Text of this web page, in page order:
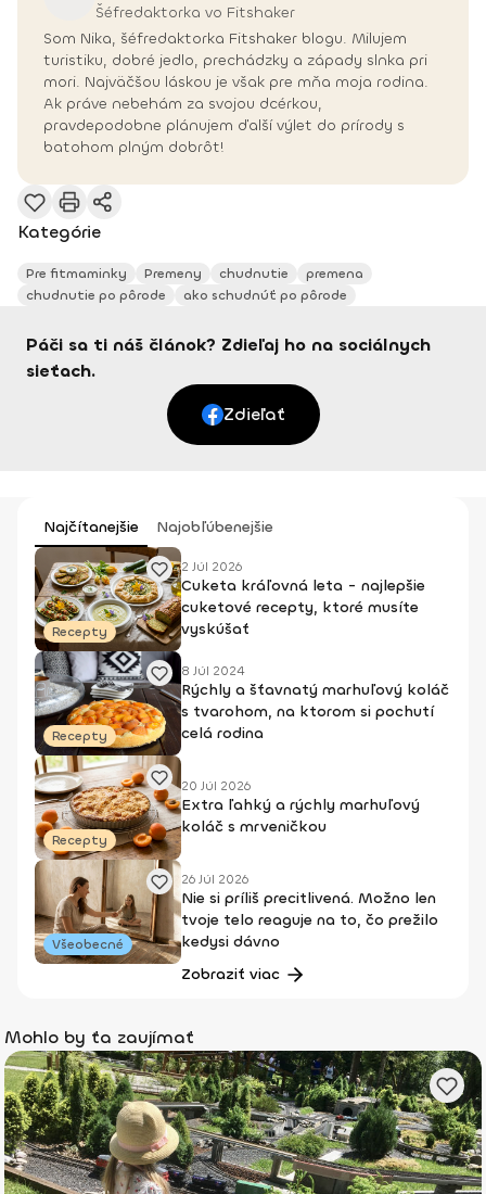
Šéfredaktorka vo Fitshaker
Som Nika, šéfredaktorka Fitshaker blogu. Milujem
turistiku, dobré jedlo, prechádzky a západy slnka pri
mori. Najväčšou láskou je však pre mňa moja rodina.
Ak práve nebehám za svojou dcérkou,
pravdepodobne plánujem ďalší výlet do prírody s
batohom plným dobrôt!
Kategórie
Pre fitmaminky Premeny chudnutie
premena
chudnutie po pôrode
ako schudnúť po pôrode
Páči sa ti náš článok? Zdieľaj ho na sociálnych
sieťach.
Zdieľať
Najčítanejšie Najobľúbenejšie
Recepty
2 Júl 2026
Cuketa kráľovná leta - najlepšie
cuketové recepty, ktoré musíte
vyskúšať
Recepty
8 Júl 2024
Rýchly a šťavnatý marhuľový koláč
s tvarohom, na ktorom si pochutí
celá rodina
Recepty
20 Júl 2026
Extra ľahký a rýchly marhuľový
koláč s mrveničkou
Všeobecné
26 Júl 2026
Nie si príliš precitlivená. Možno len
tvoje telo reaguje na to, čo prežilo
kedysi dávno
Zobraziť viac
Mohlo by ťa zaujímať